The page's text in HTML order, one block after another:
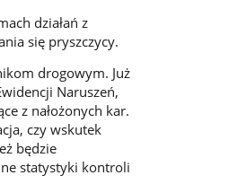
działań z
się pryszczycy.
drogowym. Już
Naruszeń,
z nałożonych kar.
czy wskutek
będzie
statystyki kontroli